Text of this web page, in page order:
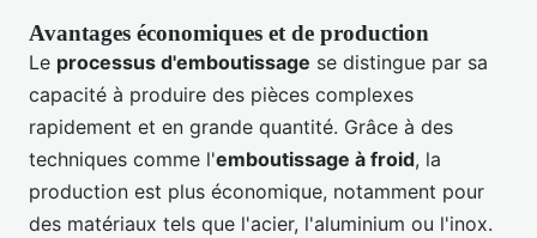
Avantages économiques et de production
Le processus d'emboutissage se distingue par sa
capacité à produire des pièces complexes
rapidement et en grande quantité. Grâce à des
techniques comme l'emboutissage à froid, la
production est plus économique, notamment pour
des matériaux tels que l'acier, l'aluminium ou l'inox.